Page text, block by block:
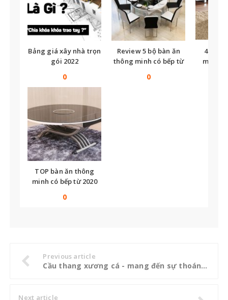
Bảng giá xây nhà trọn
gói 2022
0
Review 5 bộ bàn ăn
thông minh có bếp từ
0
40+
minh 3
TOP bàn ăn thông
minh có bếp từ 2020
0
Previous article
Cầu thang xương cá - mang đến sự thoáng đãng cho không gian nhà bạn
Next article